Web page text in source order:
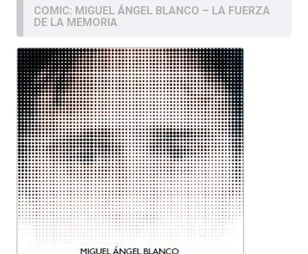
COMIC: MIGUEL ÁNGEL BLANCO – LA FUERZA
DE LA MEMORIA